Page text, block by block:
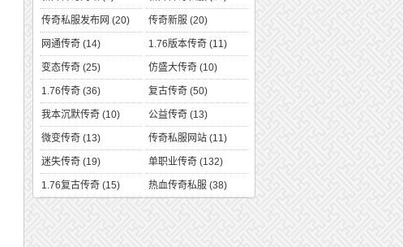
传奇私服发布网 (20) 传奇新服(20)
网通传奇 (14) 1.76版本传奇(11)
变态传奇 (25) 仿盛大传奇(10)
1.76传奇 (36) 复古传奇(50)
我本沉默传奇 (10) 公益传奇(13)
微变传奇 (13) 传奇私服网站(11)
迷失传奇 (19) 单职业传奇(132)
1.76复古传奇 (15) 热血传奇私服(38)